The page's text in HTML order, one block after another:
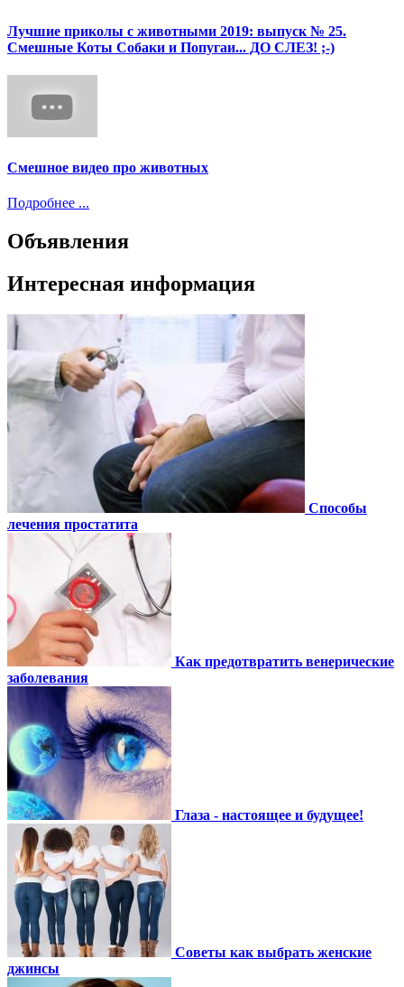
Лучшие приколы с животными 2019: выпуск № 25.
Смешные Коты Собаки и Попугаи... ДО СЛЕЗ! ;-)
Смешное видео про животных
Подробнее ...
Объявления
Интересная информация
Способы
лечения простатита
Как предотвратить венерические
заболевания
Глаза - настоящее и будущее!
Советы как выбрать женские
джинсы